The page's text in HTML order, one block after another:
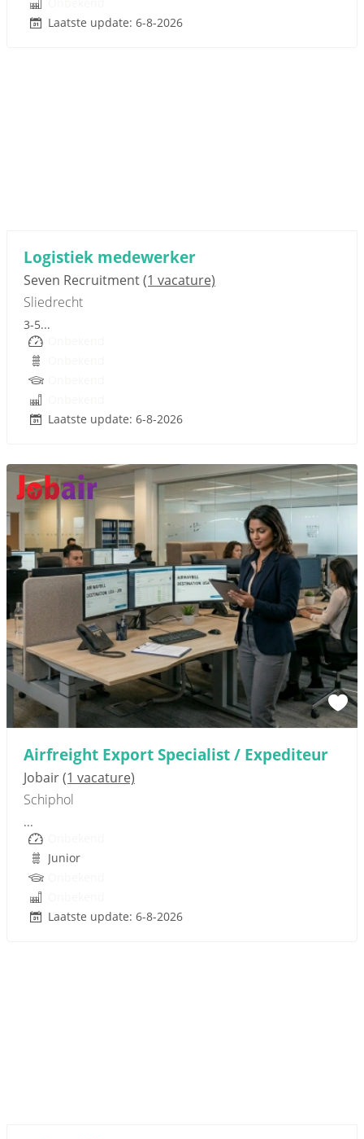
Laatste update: 6-8-2026
Logistiek medewerker
Seven Recruitment(1 vacature)
Sliedrecht
3-5...
Laatste update: 6-8-2026
Airfreight Export Specialist / Expediteur
Jobair(1 vacature)
Schiphol
Sponsored link
...
Junior
Laatste update: 6-8-2026